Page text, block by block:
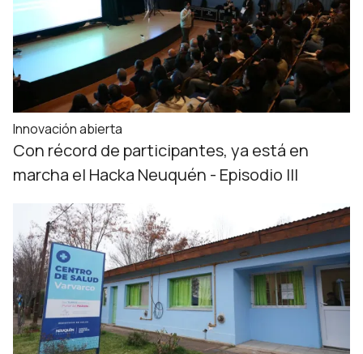
Innovación abierta
Con récord de participantes, ya está en
marcha el Hacka Neuquén - Episodio III